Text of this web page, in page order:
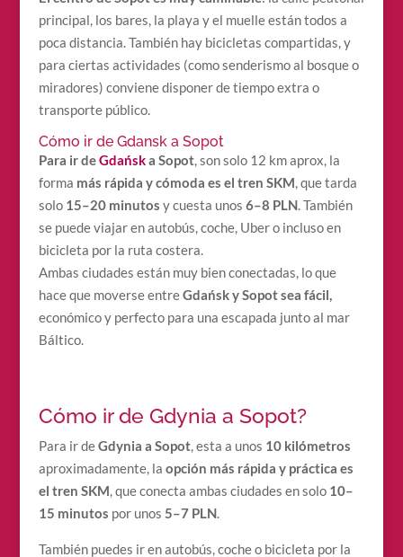
principal, los bares, la playa y el muelle están todos a
poca distancia. También hay bicicletas compartidas, y
para ciertas actividades (como senderismo al bosque o
miradores) conviene disponer de tiempo extra o
transporte público.
Cómo ir de Gdansk a Sopot
Para ir deGdańska Sopot, son solo 12 km aprox, la
forma más rápida y cómoda es el tren SKM , que tarda
solo 15–20 minutos y cuesta unos 6–8 PLN. También
se puede viajar en autobús, coche, Uber o incluso en
bicicleta por la ruta costera.
Ambas ciudades están muy bien conectadas, lo que
hace que moverse entreGdańsk y Sopot sea fácil,
económico y perfecto para una escapada junto al mar
Báltico.
Cómo ir de Gdynia a Sopot?
Para ir deGdynia a Sopot, esta a unos 10 kilómetros
aproximadamente, la opción más rápida y práctica es
el tren SKM , que conecta ambas ciudades en solo 10–
15 minutos por unos 5–7 PLN.
También puedes ir en autobús, coche o bicicleta por la